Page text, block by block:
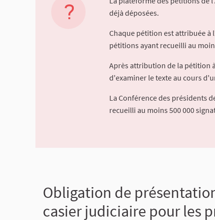
déjà déposées.
Chaque pétition est attribuée à
pétitions ayant recueilli au
Après attribution de la pétition
d'examiner le texte au cours
La Conférence des présidents
recueilli au moins 500 000
Obligation de
casier judiciaire pour les